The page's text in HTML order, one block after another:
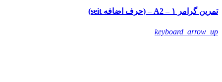
تمرین گرامر ۱ – A2 – (حرف اضافه seit)
keyboard_arrow_up